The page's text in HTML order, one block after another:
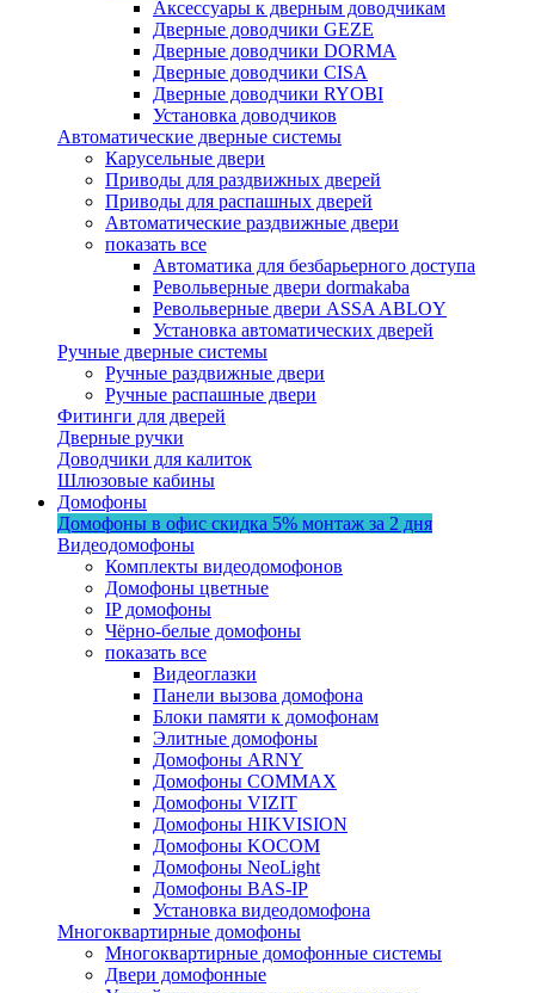
Аксессуары к дверным доводчикам
Дверные доводчики GEZE
Дверные доводчики DORMA
Дверные доводчики CISA
Дверные доводчики RYOBI
Установка доводчиков
Автоматические дверные системы
Карусельные двери
Приводы для раздвижных дверей
Приводы для распашных дверей
Автоматические раздвижные двери
показать все
Автоматика для безбарьерного доступа
Револьверные двери dormakaba
Револьверные двери ASSA ABLOY
Установка автоматических дверей
Ручные дверные системы
Ручные раздвижные двери
Ручные распашные двери
Фитинги для дверей
Дверные ручки
Доводчики для калиток
Шлюзовые кабины
Домофоны
Домофоны в офис скидка 5% монтаж за 2 дня
Видеодомофоны
Комплекты видеодомофонов
Домофоны цветные
IP домофоны
Чёрно-белые домофоны
показать все
Видеоглазки
Панели вызова домофона
Блоки памяти к домофонам
Элитные домофоны
Домофоны ARNY
Домофоны COMMAX
Домофоны VIZIT
Домофоны HIKVISION
Домофоны KOCOM
Домофоны NeoLight
Домофоны BAS-IP
Установка видеодомофона
Многоквартирные домофоны
Многоквартирные домофонные системы
Двери домофонные